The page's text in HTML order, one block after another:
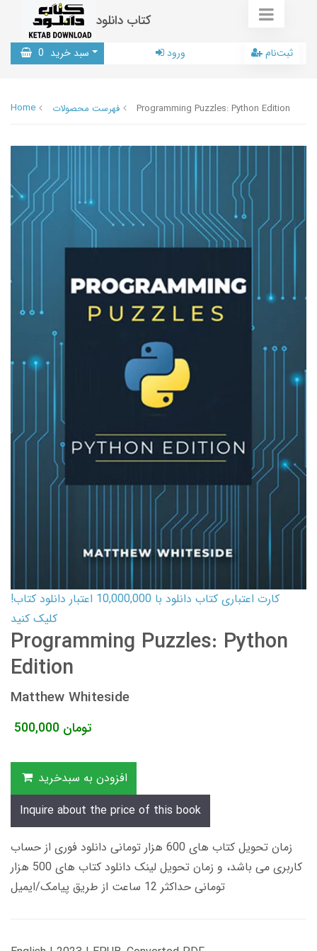
کتاب دانلود
سبد خرید 0 ورود ثبت‌نام
Home فهرست محصولات Programming Puzzles: Python Edition
کارت اعتباری کتاب دانلود با 10,000,000 اعتبار دانلود کتاب!
کلیک کنید
Programming Puzzles: Python
Edition
Matthew Whiteside
500,000 تومان
افزودن به سبدخرید
Inquire about the price of this book
زمان تحویل کتاب های 600 هزار تومانی دانلود فوری از حساب
کاربری می باشد، و زمان تحویل لینک دانلود کتاب های 500 هزار
تومانی حداکثر 12 ساعت از طریق پیامک/ایمیل